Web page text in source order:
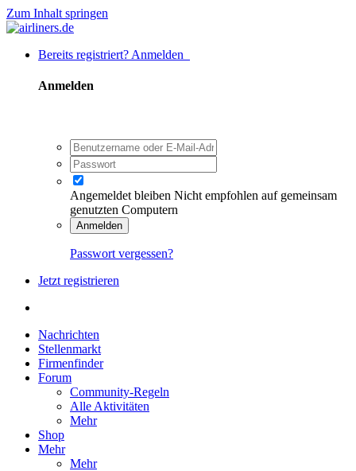
Zum Inhalt springen
Bereits registriert? Anmelden
Anmelden
Angemeldet bleiben Nicht empfohlen auf gemeinsam
genutzten Computern
Anmelden
Passwort vergessen?
Jetzt registrieren
Nachrichten
Stellenmarkt
Firmenfinder
Forum
Community-Regeln
Alle Aktivitäten
Mehr
Shop
Mehr
Mehr